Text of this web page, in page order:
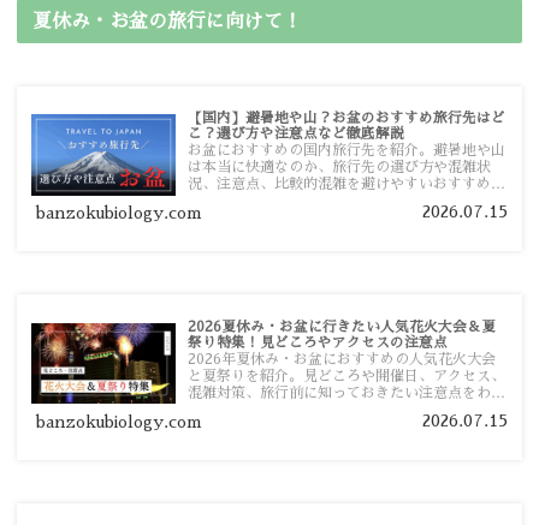
夏休み・お盆の旅行に向けて！
【国内】避暑地や山？お盆のおすすめ旅行先はど
こ？選び方や注意点など徹底解説
お盆におすすめの国内旅行先を紹介。避暑地や山
は本当に快適なのか、旅行先の選び方や混雑状
況、注意点、比較的混雑を避けやすいおすすめス
す。
banzokubiology.com 2026.07.15
2026夏休み・お盆に行きたい人気花火大会＆夏
祭り特集！見どころやアクセスの注意点
2026年夏休み・お盆におすすめの人気花火大会
と夏祭りを紹介。見どころや開催日、アクセス、
混雑対策、旅行前に知っておきたい注意点をわか
banzokubiology.com 2026.07.15